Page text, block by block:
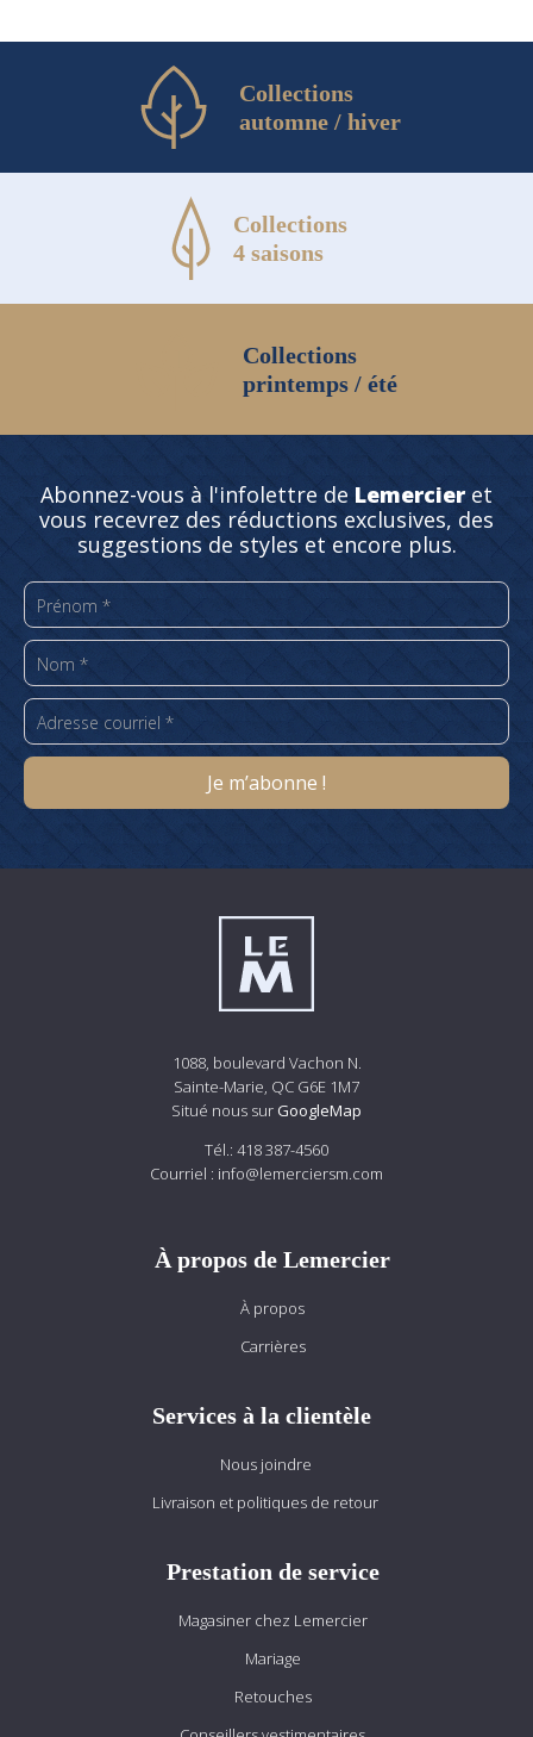
Collections
automne / hiver
Collections
4 saisons
Collections
printemps / été
Abonnez-vous à l'infolettre de Lemercier et
vous recevrez des réductions exclusives, des
suggestions de styles et encore plus.
1088, boulevard Vachon N.
Sainte-Marie, QC G6E 1M7
Situé nous sur GoogleMap
Tél.: 418 387-4560
Courriel : info@lemerciersm.com
À propos de Lemercier
À propos
Carrières
Services à la clientèle
Nous joindre
Livraison et politiques de retour
Prestation de service
Magasiner chez Lemercier
Mariage
Retouches